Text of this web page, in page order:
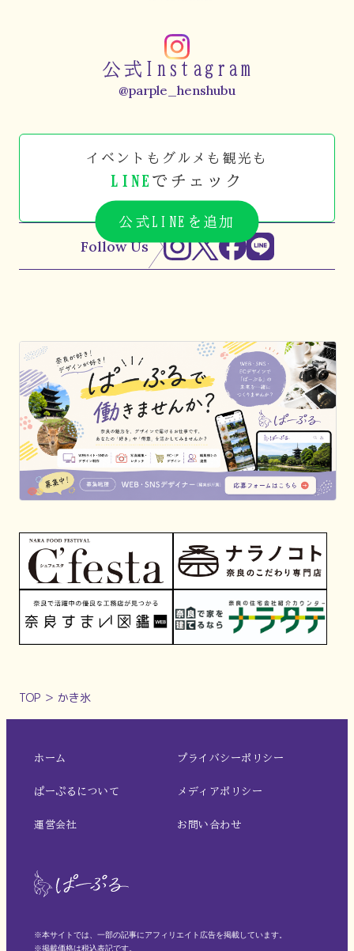
公式Instagram
@parple_henshubu
イベントもグルメも観光も
LINE でチェック
公式LINEを追加
Follow Us
TOP ＞ かき氷
ホーム
ぱーぷるについて
運営会社
プライバシーポリシー
メディアポリシー
お問い合わせ
※本サイトでは、一部の記事にアフィリエイト広告を掲載しています。
※掲載価格は税込表記です。